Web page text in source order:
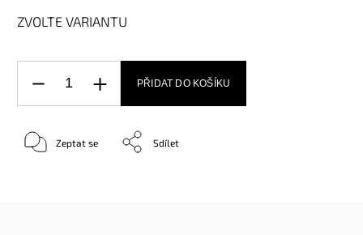
ZVOLTE VARIANTU
PŘIDAT DO KOŠÍKU
Zeptat se Sdílet